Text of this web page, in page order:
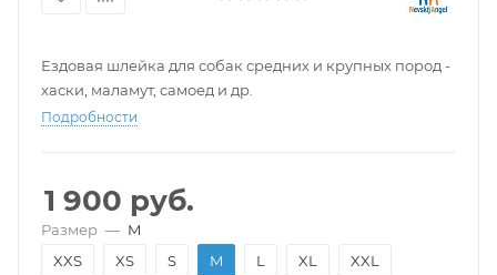
Ездовая шлейка для собак средних и крупных пород -
хаски, маламут, самоед и др.
Подробности
1 900 руб.
Размер — M
XXS
XS S M L XL XXL